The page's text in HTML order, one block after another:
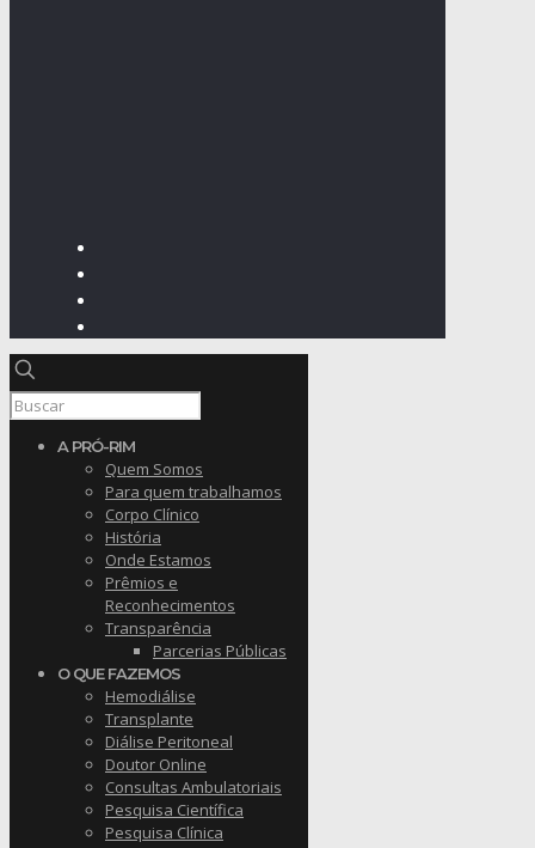
A PRÓ-RIM
Quem Somos
Para quem trabalhamos
Corpo Clínico
História
Onde Estamos
Prêmios e
Reconhecimentos
Transparência
Parcerias Públicas
O QUE FAZEMOS
Hemodiálise
Transplante
Diálise Peritoneal
Doutor Online
Consultas Ambulatoriais
Pesquisa Científica
Pesquisa Clínica